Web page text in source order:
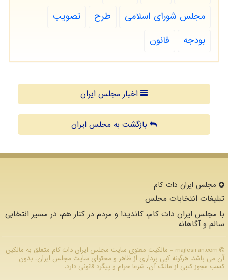
مجلس شورای اسلامی
طرح
تصویب
بودجه
قانون
اخبار مجلس ایران
بازگشت به مجلس ایران
مجلس ایران دات كام
تبلیغات انتخابات مجلس
با مجلس ایران دات کام، کاندیدا و مردم در کنار هم، در مسیر انتخابی
سالم و آگاهانه
majlesiran.com - مالکیت معنوی سایت مجلس ایران دات كام متعلق به مالکین
آن می باشد. هرگونه کپی برداری از ظاهر و محتوای سایت مجلس ایران، بدون
کسب مجوز کتبی از مالک آن، شرعا حرام و پیگرد قانونی دارد.